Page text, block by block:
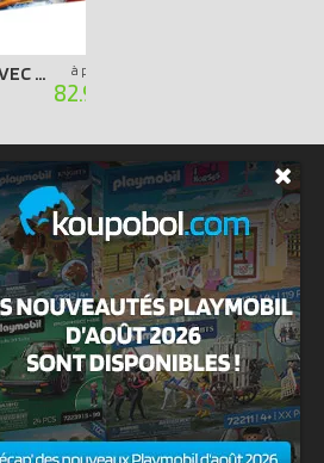
ILE DES PIRATES AVEC CACHETTES AU TRÉSOR à partir de
82.90 €
de prix
du moment.
chers.